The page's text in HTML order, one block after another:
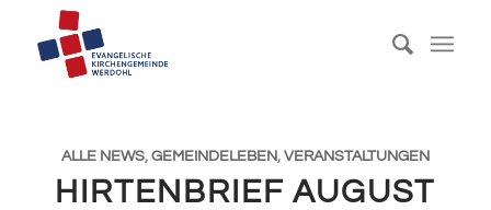
ALLE NEWS, GEMEINDELEBEN, VERANSTALTUNGEN
HIRTENBRIEF AUGUST